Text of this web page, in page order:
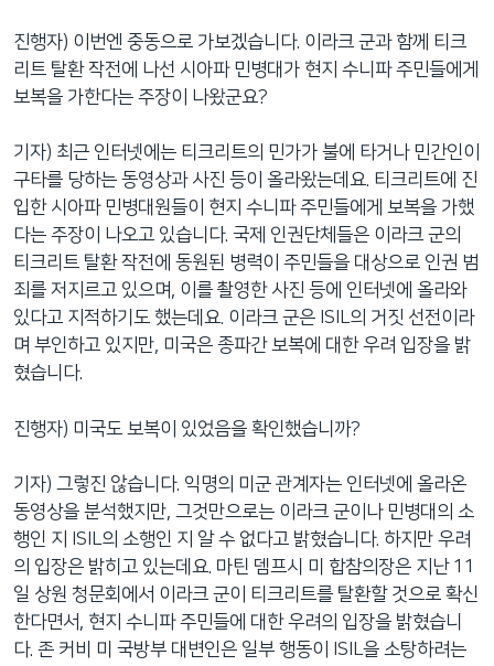
진행자) 이번엔 중동으로 가보겠습니다. 이라크 군과 함께 티크
리트 탈환 작전에 나선 시아파 민병대가 현지 수니파 주민들에게
보복을 가한다는 주장이 나왔군요?
기자) 최근 인터넷에는 티크리트의 민가가 불에 타거나 민간인이
구타를 당하는 동영상과 사진 등이 올라왔는데요. 티크리트에 진
입한 시아파 민병대원들이 현지 수니파 주민들에게 보복을 가했
다는 주장이 나오고 있습니다. 국제 인권단체들은 이라크 군의
티크리트 탈환 작전에 동원된 병력이 주민들을 대상으로 인권 범
죄를 저지르고 있으며, 이를 촬영한 사진 등에 인터넷에 올라와
있다고 지적하기도 했는데요. 이라크 군은 ISIL의 거짓 선전이라
며 부인하고 있지만, 미국은 종파간 보복에 대한 우려 입장을 밝
혔습니다.
진행자) 미국도 보복이 있었음을 확인했습니까?
기자) 그렇진 않습니다. 익명의 미군 관계자는 인터넷에 올라온
동영상을 분석했지만, 그것만으로는 이라크 군이나 민병대의 소
행인 지 ISIL의 소행인 지 알 수 없다고 밝혔습니다. 하지만 우려
의 입장은 밝히고 있는데요. 마틴 뎀프시 미 합참의장은 지난 11
일 상원 청문회에서 이라크 군이 티크리트를 탈환할 것으로 확신
한다면서, 현지 수니파 주민들에 대한 우려의 입장을 밝혔습니
다. 존 커비 미 국방부 대변인은 일부 행동이 ISIL을 소탕하려는